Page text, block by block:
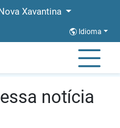
Xavantina
Idioma
notícia